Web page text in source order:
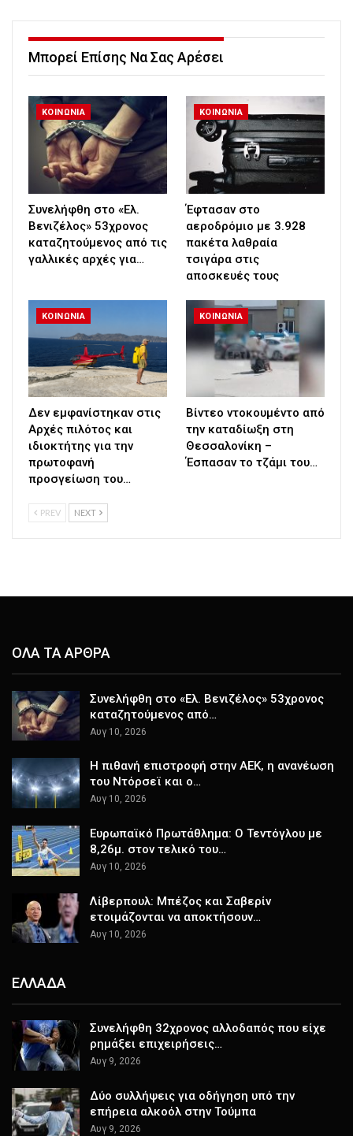
Μπορεί Επίσης Να Σας Αρέσει
ΚΟΙΝΩΝΙΑ
Συνελήφθη στο «Ελ.
Βενιζέλος» 53χρονος
καταζητούμενος από τις
γαλλικές αρχές για…
ΚΟΙΝΩΝΙΑ
Έφτασαν στο
αεροδρόμιο με 3.928
πακέτα λαθραία
τσιγάρα στις
αποσκευές τους
ΚΟΙΝΩΝΙΑ
Δεν εμφανίστηκαν στις
Αρχές πιλότος και
ιδιοκτήτης για την
πρωτοφανή
προσγείωση του…
ΚΟΙΝΩΝΙΑ
Βίντεο ντοκουμέντο από
την καταδίωξη στη
Θεσσαλονίκη –
Έσπασαν το τζάμι του…
PREV NEXT
ΟΛΑ ΤΑ ΑΡΘΡΑ
Συνελήφθη στο «Ελ. Βενιζέλος» 53χρονος
καταζητούμενος από…
Αυγ 10, 2026
Η πιθανή επιστροφή στην ΑΕΚ, η ανανέωση
του Ντόρσεϊ και ο…
Αυγ 10, 2026
Ευρωπαϊκό Πρωτάθλημα: Ο Τεντόγλου με
8,26μ. στον τελικό του…
Αυγ 10, 2026
Λίβερπουλ: Μπέζος και Σαβερίν
ετοιμάζονται να αποκτήσουν…
Αυγ 10, 2026
ΕΛΛΑΔΑ
Συνελήφθη 32χρονος αλλοδαπός που είχε
ρημάξει επιχειρήσεις…
Αυγ 9, 2026
Δύο συλλήψεις για οδήγηση υπό την
επήρεια αλκοόλ στην Τούμπα
Αυγ 9, 2026